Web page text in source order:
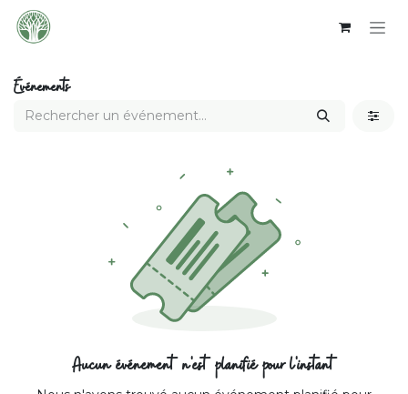
Se rendre au contenu
Événements
Aucun événement n'est planifié pour l'instant